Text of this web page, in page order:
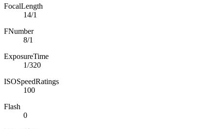
FocalLength
14/1
FNumber
8/1
ExposureTime
1/320
ISOSpeedRatings
100
Flash
0